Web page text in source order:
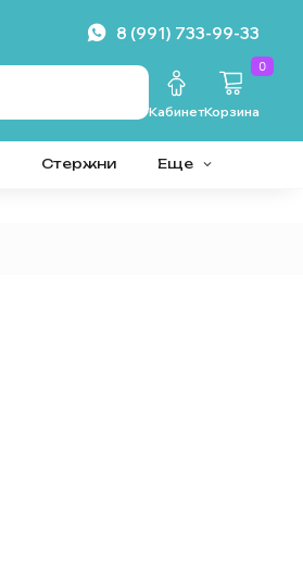
8 (991) 733-99-33
КабинетКорзина
0
Стержни Еще